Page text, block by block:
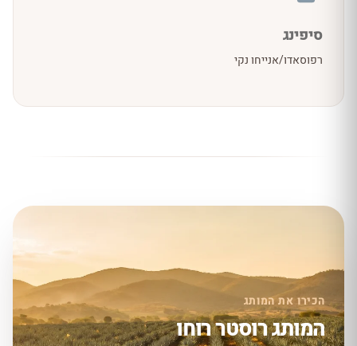
סיפינג
רפוסאדו/אנייחו נקי
הכירו את המותג
המותג רוסטר רוחו